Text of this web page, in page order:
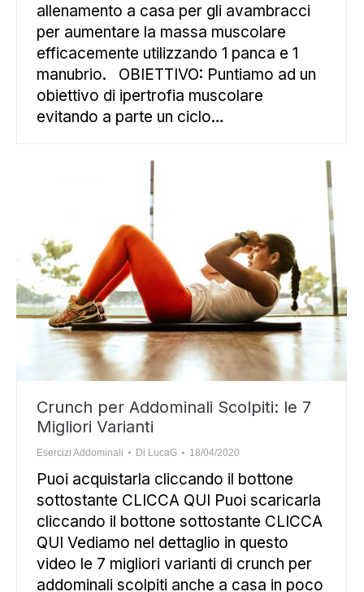
allenamento a casa per gli avambracci
per aumentare la massa muscolare
efficacemente utilizzando 1 panca e 1
manubrio. OBIETTIVO: Puntiamo ad un
obiettivo di ipertrofia muscolare
evitando a parte un ciclo…
Crunch per Addominali Scolpiti: le 7
Migliori Varianti
Esercizi Addominali Di LucaG 18/04/2020
Puoi acquistarla cliccando il bottone
sottostante CLICCA QUI Puoi scaricarla
cliccando il bottone sottostante CLICCA
QUI Vediamo nel dettaglio in questo
video le 7 migliori varianti di crunch per
addominali scolpiti anche a casa in poco